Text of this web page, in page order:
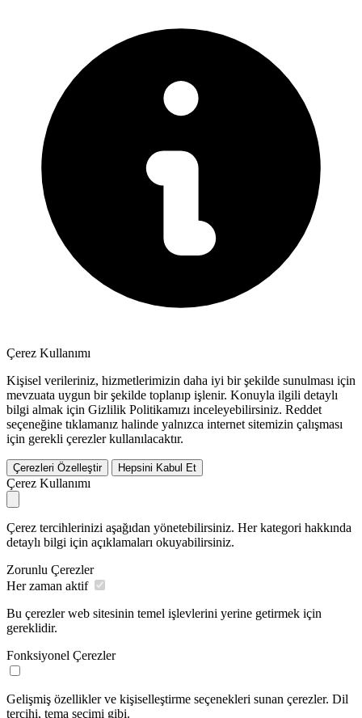
Çerez Kullanımı
Kişisel verileriniz, hizmetlerimizin daha iyi bir şekilde sunulması için
mevzuata uygun bir şekilde toplanıp işlenir. Konuyla ilgili detaylı
bilgi almak için Gizlilik Politikamızı inceleyebilirsiniz. Reddet
seçeneğine tıklamanız halinde yalnızca internet sitemizin çalışması
için gerekli çerezler kullanılacaktır.
Çerezleri Özelleştir Hepsini Kabul Et
Çerez Kullanımı
Çerez tercihlerinizi aşağıdan yönetebilirsiniz. Her kategori hakkında
detaylı bilgi için açıklamaları okuyabilirsiniz.
Zorunlu Çerezler
Her zaman aktif
Bu çerezler web sitesinin temel işlevlerini yerine getirmek için
gereklidir.
Fonksiyonel Çerezler
Gelişmiş özellikler ve kişiselleştirme seçenekleri sunan çerezler. Dil
tercihi, tema seçimi gibi.